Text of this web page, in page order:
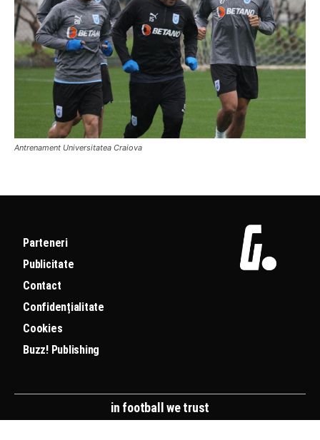
Antrenament Universitatea Craiova
Parteneri
Publicitate
Contact
Confidențialitate
Cookies
Buzz! Publishing
in football we trust